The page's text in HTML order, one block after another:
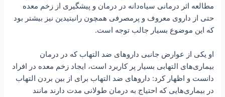
مطالعه اثر درمانی سیاه‌دانه در درمان و پیشگیری از زخم معده
حتی از داروی معروف و پرمصرفی همچون رانیتیدین نیز بیشتر بود
که این موضوع بسیار جالب توجه است.
او یکی از عوارض جانبی داروهای ضد التهاب که در درمان
بیماری‌های التهابی بسیار پر کاربرد است، ایجاد زخم معده در افراد
دانست و اظهار کرد: داروهای ضد التهاب برای از بین بردن التهاب
در بیماری‌هایی که احتیاج به درمان طولانی مدت دارند مانند